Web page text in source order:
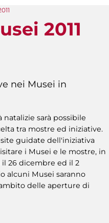
2011
nei Musei in
sarà possibile
tra mostre ed iniziative.
guidate dell'iniziativa
i Musei e le mostre, in
26 dicembre ed il 2
alcuni Musei saranno
delle aperture di